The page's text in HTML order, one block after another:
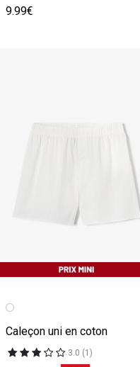
9.99€
Caleçon uni en coton
3.0 (1)